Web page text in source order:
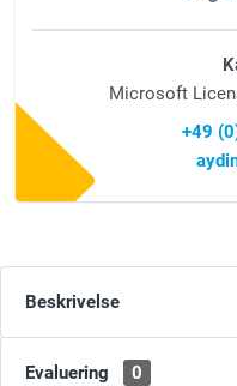
Microsoft
+49
Beskrivelse
Evaluering 0